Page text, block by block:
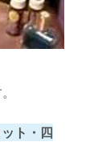
ト・四